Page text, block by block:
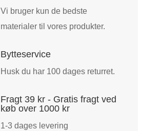
Vi bruger kun de bedste
materialer til vores produkter.
Bytteservice
Husk du har 100 dages returret.
Fragt 39 kr - Gratis fragt ved
køb over 1000 kr
1-3 dages levering